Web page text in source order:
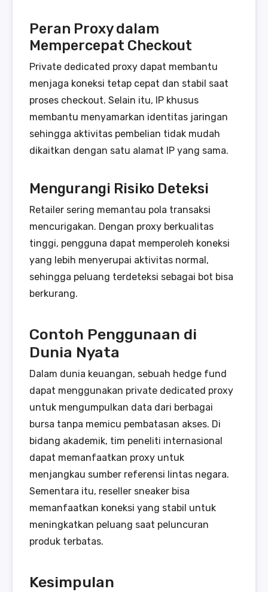
Peran Proxy dalam
Mempercepat Checkout
Private dedicated proxy dapat membantu
menjaga koneksi tetap cepat dan stabil saat
proses checkout. Selain itu, IP khusus
membantu menyamarkan identitas jaringan
sehingga aktivitas pembelian tidak mudah
dikaitkan dengan satu alamat IP yang sama.
Mengurangi Risiko Deteksi
Retailer sering memantau pola transaksi
mencurigakan. Dengan proxy berkualitas
tinggi, pengguna dapat memperoleh koneksi
yang lebih menyerupai aktivitas normal,
sehingga peluang terdeteksi sebagai bot bisa
berkurang.
Contoh Penggunaan di
Dunia Nyata
Dalam dunia keuangan, sebuah hedge fund
dapat menggunakan private dedicated proxy
untuk mengumpulkan data dari berbagai
bursa tanpa memicu pembatasan akses. Di
bidang akademik, tim peneliti internasional
dapat memanfaatkan proxy untuk
menjangkau sumber referensi lintas negara.
Sementara itu, reseller sneaker bisa
memanfaatkan koneksi yang stabil untuk
meningkatkan peluang saat peluncuran
produk terbatas.
Kesimpulan